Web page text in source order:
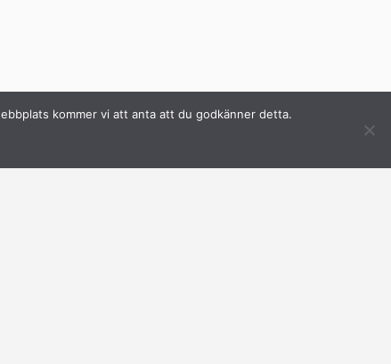
kommer vi att anta att du godkänner detta.